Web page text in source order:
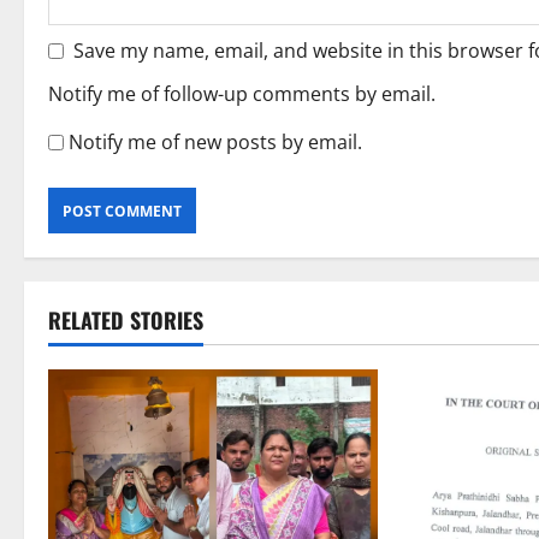
Save my name, email, and website in this browser
Notify me of follow-up comments by email.
Notify me of new posts by email.
RELATED STORIES